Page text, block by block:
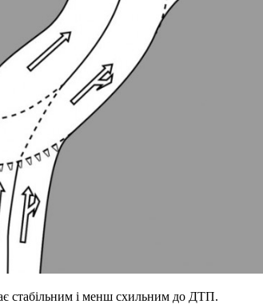
стабільним і менш схильним до ДТП.